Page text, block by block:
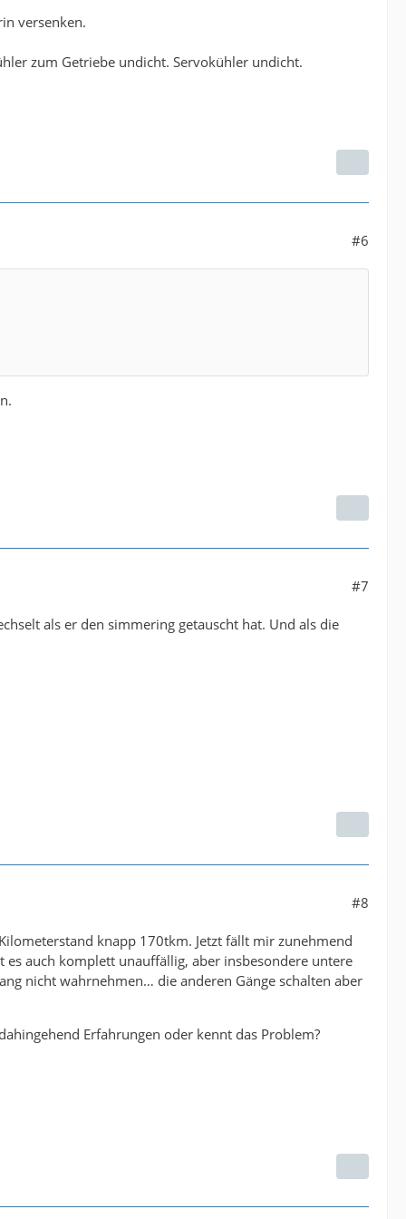
versenken.
zum Getriebe undicht. Servokühler undicht.
#6
#7
als er den simmering getauscht hat. Und als die
#8
knapp 170tkm. Jetzt fällt mir zunehmend
auch komplett unauffällig, aber insbesondere untere
nicht wahrnehmen… die anderen Gänge schalten aber
Erfahrungen oder kennt das Problem?